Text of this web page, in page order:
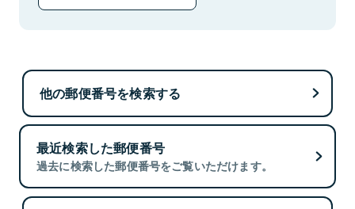
他の郵便番号を検索する
最近検索した郵便番号
過去に検索した郵便番号をご覧いただけます。